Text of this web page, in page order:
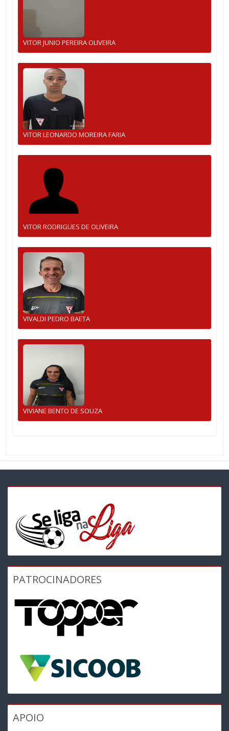
VITOR JUNIO PEREIRA OLIVEIRA
VITOR LEONARDO MOREIRA FARIA
VITOR RODRIGUES DE OLIVEIRA
VIVALDI PEDRO BAETA
VIVIANE BENTO DE SOUZA
PATROCINADORES
APOIO